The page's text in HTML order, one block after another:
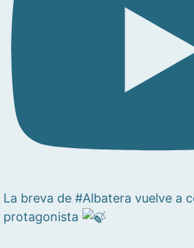
La breva de #Albatera vuelve a
protagonista